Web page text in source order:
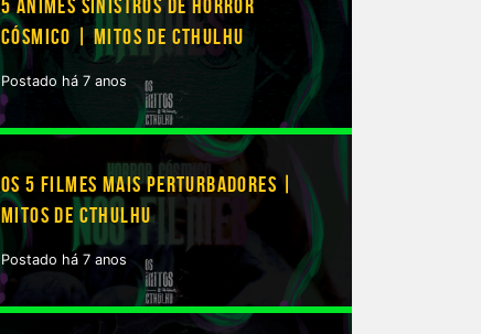
5 ANIMES SINISTROS DE HORROR
CÓSMICO | MITOS DE CTHULHU
Postado há 7 anos
OS 5 FILMES MAIS PERTURBADORES |
MITOS DE CTHULHU
Postado há 7 anos